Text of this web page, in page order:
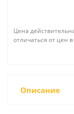
Цена
отличаться от цен
Описание